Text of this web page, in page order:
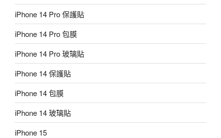
iPhone 14 Pro 保護貼
iPhone 14 Pro 包膜
iPhone 14 Pro 玻璃貼
iPhone 14 保護貼
iPhone 14 包膜
iPhone 14 玻璃貼
iPhone 15